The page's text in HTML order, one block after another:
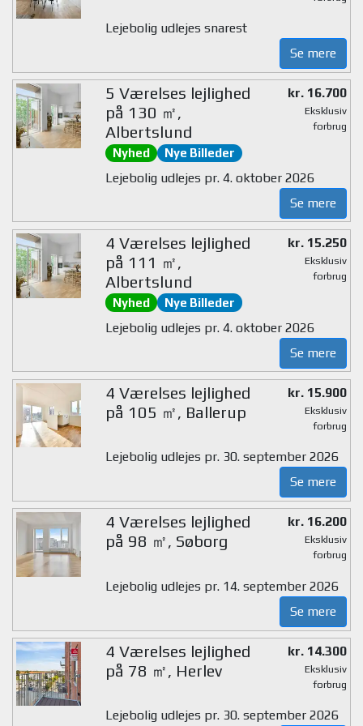
Lejebolig udlejes snarest
Se mere
5 Værelses lejlighed
på 130 ㎡,
Albertslund
Nyhed Nye Billeder
kr. 16.700
Eksklusiv
forbrug
Lejebolig udlejes pr. 4. oktober 2026
Se mere
4 Værelses lejlighed
på 111 ㎡,
Albertslund
Nyhed Nye Billeder
kr. 15.250
Eksklusiv
forbrug
Lejebolig udlejes pr. 4. oktober 2026
Se mere
4 Værelses lejlighed
på 105 ㎡, Ballerup
kr. 15.900
Eksklusiv
forbrug
Lejebolig udlejes pr. 30. september 2026
Se mere
4 Værelses lejlighed
på 98 ㎡, Søborg
kr. 16.200
Eksklusiv
forbrug
Lejebolig udlejes pr. 14. september 2026
Se mere
4 Værelses lejlighed
på 78 ㎡, Herlev
kr. 14.300
Eksklusiv
forbrug
Lejebolig udlejes pr. 30. september 2026